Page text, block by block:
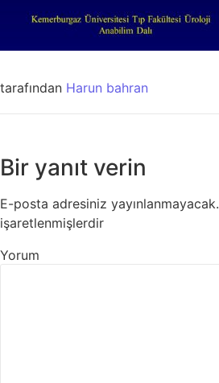
tarafından Harun bahran
Bir yanıt verin
E-posta adresiniz yayınlanmayacak.
işaretlenmişlerdir
Yorum